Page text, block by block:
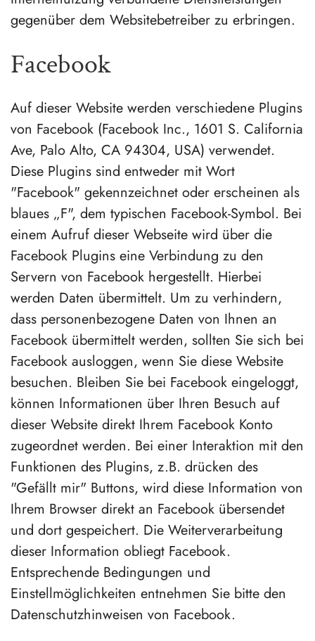
gegenüber dem Websitebetreiber zu erbringen.
Facebook
Auf dieser Website werden verschiedene Plugins
von Facebook (Facebook Inc., 1601 S. California
Ave, Palo Alto, CA 94304, USA) verwendet.
Diese Plugins sind entweder mit Wort
"Facebook" gekennzeichnet oder erscheinen als
blaues „F", dem typischen Facebook-Symbol. Bei
einem Aufruf dieser Webseite wird über die
Facebook Plugins eine Verbindung zu den
Servern von Facebook hergestellt. Hierbei
werden Daten übermittelt. Um zu verhindern,
dass personenbezogene Daten von Ihnen an
Facebook übermittelt werden, sollten Sie sich bei
Facebook ausloggen, wenn Sie diese Website
besuchen. Bleiben Sie bei Facebook eingeloggt,
können Informationen über Ihren Besuch auf
dieser Website direkt Ihrem Facebook Konto
zugeordnet werden. Bei einer Interaktion mit den
Funktionen des Plugins, z.B. drücken des
"Gefällt mir" Buttons, wird diese Information von
Ihrem Browser direkt an Facebook übersendet
und dort gespeichert. Die Weiterverarbeitung
dieser Information obliegt Facebook.
Entsprechende Bedingungen und
Einstellmöglichkeiten entnehmen Sie bitte den
Datenschutzhinweisen von Facebook.